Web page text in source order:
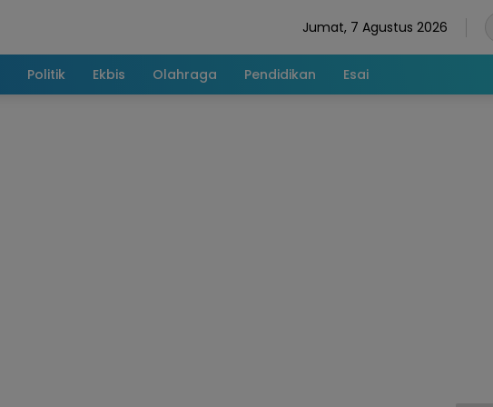
Jumat, 7 Agustus 2026
Politik Ekbis Olahraga Pendidikan Esai